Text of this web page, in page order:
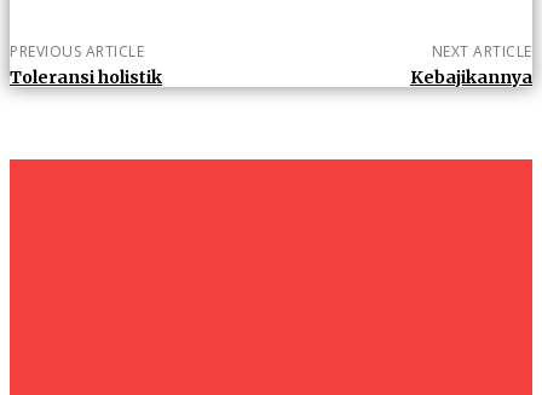
PREVIOUS ARTICLE
Toleransi holistik
NEXT ARTICLE
Kebajikannya